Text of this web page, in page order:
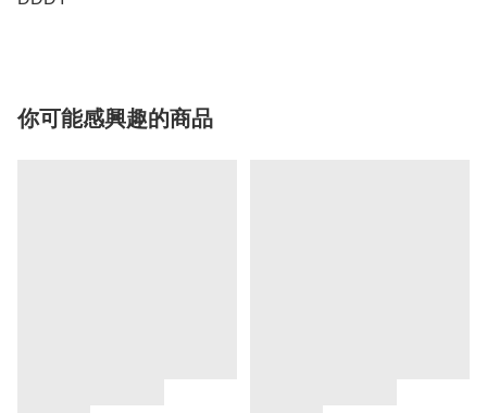
你可能感興趣的商品